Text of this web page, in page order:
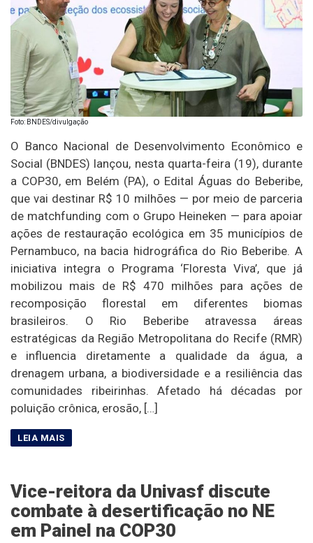
Foto: BNDES/divulgação
O Banco Nacional de Desenvolvimento Econômico e
Social (BNDES) lançou, nesta quarta-feira (19), durante
a COP30, em Belém (PA), o Edital Águas do Beberibe,
que vai destinar R$ 10 milhões — por meio de parceria
de matchfunding com o Grupo Heineken — para apoiar
ações de restauração ecológica em 35 municípios de
Pernambuco, na bacia hidrográfica do Rio Beberibe. A
iniciativa integra o Programa ‘Floresta Viva’, que já
mobilizou mais de R$ 470 milhões para ações de
recomposição florestal em diferentes biomas
brasileiros. O Rio Beberibe atravessa áreas
estratégicas da Região Metropolitana do Recife (RMR)
e influencia diretamente a qualidade da água, a
drenagem urbana, a biodiversidade e a resiliência das
comunidades ribeirinhas. Afetado há décadas por
poluição crônica, erosão, […]
Vice-reitora da Univasf discute
combate à desertificação no NE
em Painel na COP30